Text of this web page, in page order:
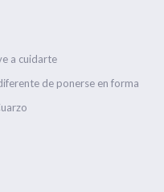
a cuidarte
de ponerse en forma